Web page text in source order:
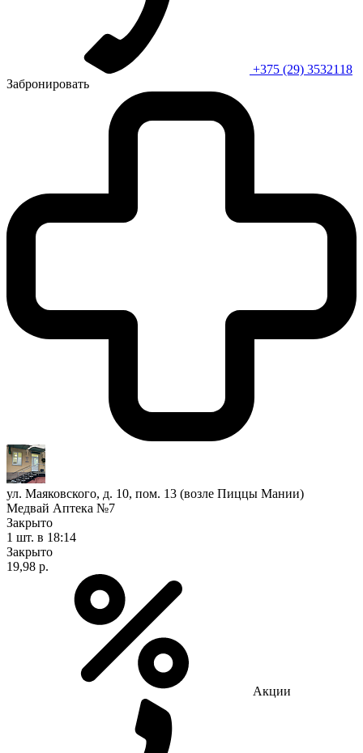
+375 (29) 3532118
Забронировать
ул. Маяковского, д. 10, пом. 13 (возле Пиццы Мании)
Медвай Аптека №7
Закрыто
1 шт. в 18:14
Закрыто
19,98 р.
Акции